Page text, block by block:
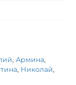
, Армина,
, Николай,